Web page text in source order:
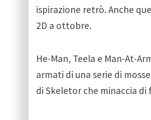
ispirazione retrò. Anche
2D a ottobre.
He-Man, Teela e Man-At-
armati di una serie di
di Skeletor che minaccia